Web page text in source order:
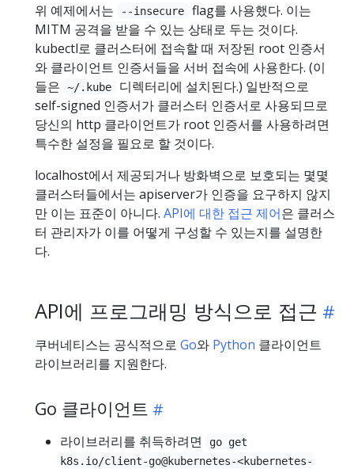
위 예제에서는 --insecure
flag를 사용했다. 이는
MITM 공격을 받을 수 있는 상태로 두는 것이다.
kubectl로 클러스터에 접속할 때 저장된 root 인증서
와 클라이언트 인증서들을 서버 접속에 사용한다. (이
들은
~/.kube
디렉터리에 설치된다.) 일반적으로
self-signed 인증서가 클러스터 인증서로 사용되므로
당신의 http 클라이언트가 root 인증서를 사용하려면
특수한 설정을 필요로 할 것이다.
localhost에서 제공되거나 방화벽으로 보호되는 몇몇
클러스터들에서는 apiserver가 인증을 요구하지 않지
만 이는 표준이 아니다. API에 대한 접근 제어은 클러스
터 관리자가 이를 어떻게 구성할 수 있는지를 설명한
다.
API에 프로그래밍 방식으로 접근
쿠버네티스는 공식적으로 Go와 Python 클라이언트
라이브러리를 지원한다.
Go 클라이언트
라이브러리를 취득하려면
go get
k8s.io/client-go@kubernetes-<kubernetes-